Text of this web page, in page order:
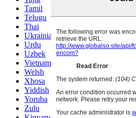
Tamil
Telugu
Thai
Ukrainian
Urdu
Uzbek
Vietnamese
Welsh
Xhosa
Yiddish
Yoruba
Zulu